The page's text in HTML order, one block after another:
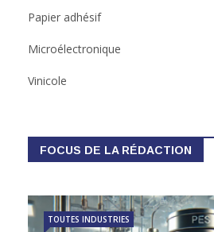
Papier adhésif
Microélectronique
Vinicole
FOCUS DE LA RÉDACTION
TOUTES INDUSTRIES